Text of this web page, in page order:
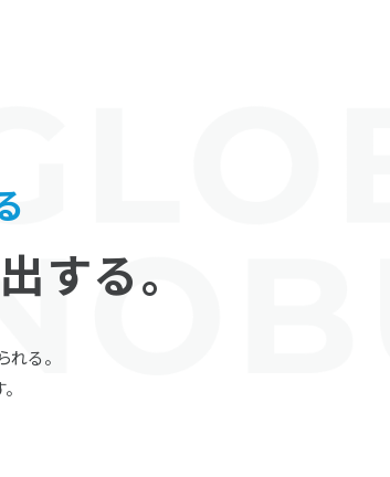
する。
る。